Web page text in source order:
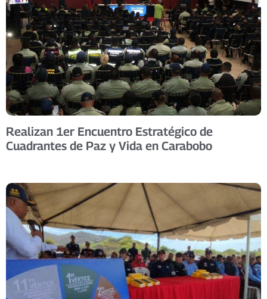
Realizan 1er Encuentro Estratégico de
Cuadrantes de Paz y Vida en Carabobo